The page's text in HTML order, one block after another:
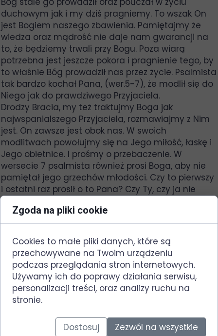
duchowym jak i my dziś pragniemy. To wszak On
jest Bogiem naszego zbawienia. Pamiętajmy że
wiedza oraz mądrość nie daje nam gwarancji na
to, że będziemy trwali przy Bogu. Poza wiarą
potrzebna jest jeszcze pokora i pragnienie tego, by
to właśnie Bóg prowadził nas przez życie. Psalmista
tak bardzo kochał Pana, (wer.5-7), że modlił się do
Niego jak do prawdziwego Przyjaciela.
Drodzy Bracia, my też traktujmy Boga jak
najwspanialszego Przyjaciela, rozmawiajmy z Nim
jest. On zawsze jest obok nas. W swoich
modlitwach powołujmy się na Jego miłość, łaskę i
Jego obietnice. I prośmy o przebaczenie. W
wersecie 7 psalmista również prosi Boga, aby nie
pamiętał jego grzechów młodości. Czy to pierwszy
i ostatni raz prosił o to Pana? Czy Ty, czy ja nie
robiliśmy tego równie usilnie?
Pismo Święte uczy nas, że Bóg jest miłościwy i
przebacza nam nasze grzechy. Jeśli ufamy Bogu
to wierzymy, że zostały nam one przebaczone. W
Nowym Testamencie napisane jest, że Jezus
przyszedł na ziemię ratować grzeszników czyli nas
wszystkich. Droga Boża jest jednak dla ludzi
pokornych, nie ma w niej miejsca na pychę .W
wersecie 10 Dawid pisze ,, Wszystkie drogi Pana to
łaska i wierność”.
Dla osoby wierzącej, ścieżka Pana jest łaską i
wiernością. Łaską, bo zostajemy otoczeni miłością i
Zgoda na pliki cookie
Cookies to małe pliki danych, które są
przechowywane na Twoim urządzeniu
podczas przeglądania stron internetowych.
Używamy ich do poprawy działania serwisu,
personalizacji treści, oraz analizy ruchu na
stronie.
Dostosuj Zezwól na wszystkie